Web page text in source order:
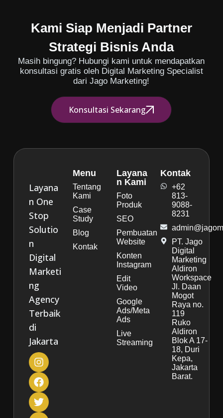
Kami Siap Menjadi Partner
Strategi Bisnis Anda
Masih bingung? Hubungi kami untuk mendapatkan
konsultasi gratis oleh Digital Marketing Specialist
dari Jago Marketing!
Konsultasi Sekarang
Layana
n One
Stop
Solutio
n
Digital
Marketi
ng
Agency
Terbaik
di
Jakarta
Menu
Tentang
Kami
Case
Study
Blog
Kontak
Layana
n Kami
Foto
Produk
SEO
Pembuatan
Website
Konten
Instagram
Edit
Video
Google
Ads/Meta
Ads
Live
Streaming
Kontak
+62
813-
9088-
8231
PT. Jago
Digital
Marketing
Aldiron
Workspace
Jl. Daan
Mogot
Raya no.
119
Ruko
Aldiron
Blok A 17-
18, Duri
Kepa,
Jakarta
Barat.